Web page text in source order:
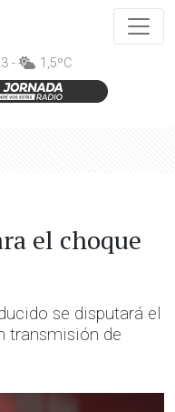
- 1,5ºC
el choque
se disputará el
transmisión de